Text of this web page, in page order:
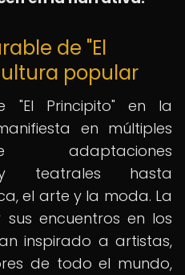
de "El
popular
"El Principito" en la
en múltiples
adaptaciones
y teatrales hasta
el arte y la moda. La
encuentros en los
inspirado a artistas,
de todo el mundo,